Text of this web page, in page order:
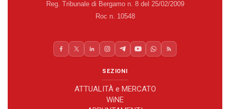
Reg. Tribunale di Bergamo n. 8 del 25/02/2009
Roc n. 10548
SEZIONI
ATTUALITÀ e MERCATO
WiNE